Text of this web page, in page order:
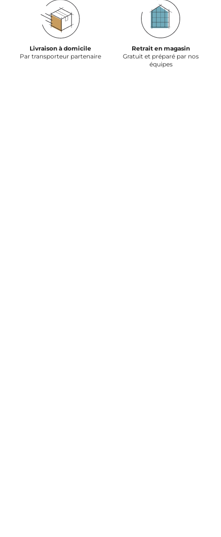
Livraison à domicile
Par transporteur partenaire
Retrait en magasin
Gratuit et préparé par nos
équipes